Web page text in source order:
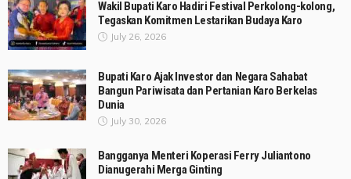
Wakil Bupati Karo Hadiri Festival Perkolong-kolong,
Tegaskan Komitmen Lestarikan Budaya Karo
July 26, 2026
Bupati Karo Ajak Investor dan Negara Sahabat
Bangun Pariwisata dan Pertanian Karo Berkelas
Dunia
July 30, 2026
Bangganya Menteri Koperasi Ferry Juliantono
Dianugerahi Merga Ginting